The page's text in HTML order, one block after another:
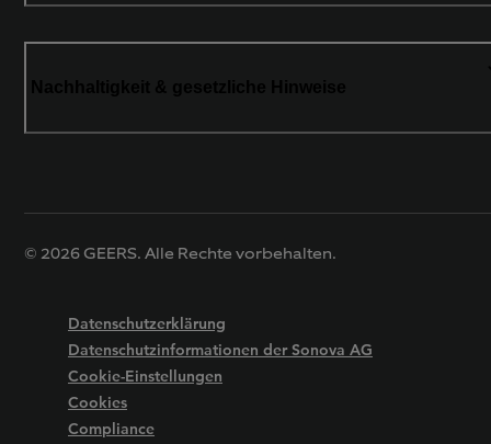
© 2026 GEERS. Alle Rechte vorbehalten.
Datenschutzerklärung
Datenschutzinformationen der Sonova AG
Cookie-Einstellungen
Cookies
Compliance